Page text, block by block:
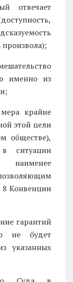
отвечает
именно из
крайне
этой цели
обществе),
ситуации
8 Конвенции
гарантий
не будет
указанных